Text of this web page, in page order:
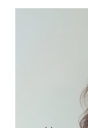
022-739-8278